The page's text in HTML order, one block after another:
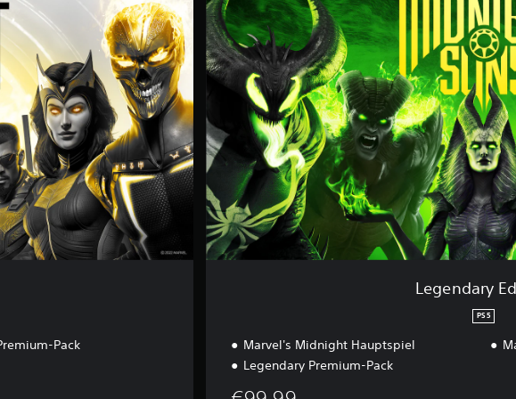
Pack
e
n
d
a
r
y
d
i
t
i
o
n
Legendary
PS5
Marvel's Midnight Hauptspiel
Legendary Premium-Pack